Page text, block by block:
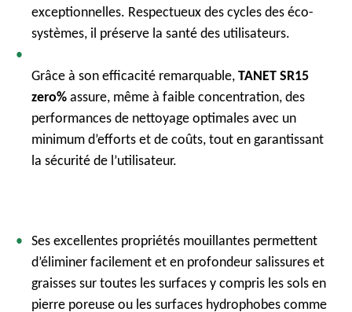
exceptionnelles. Respectueux des cycles des éco-
systèmes, il préserve la santé des utilisateurs.
Grâce à son efficacité remarquable,TANET SR15
zero%assure, même à faible concentration, des
performances de nettoyage optimales avec un
minimum d’efforts et de coûts, tout en garantissant
la sécurité de l’utilisateur.
Ses excellentes propriétés mouillantes permettent
d’éliminer facilement et en profondeur salissures et
graisses sur toutes les surfaces y compris les sols en
pierre poreuse ou les surfaces hydrophobes comme